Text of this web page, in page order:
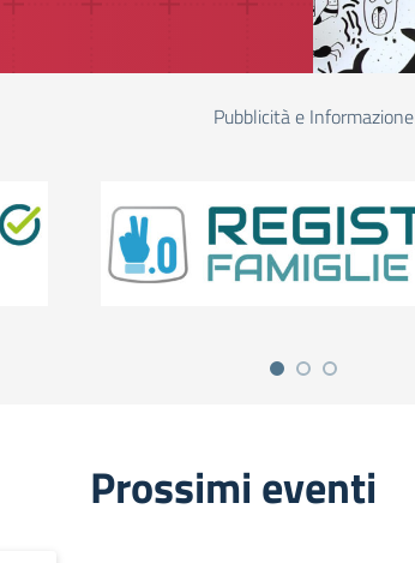
Pubblicità e Informazione
Prossimi eventi